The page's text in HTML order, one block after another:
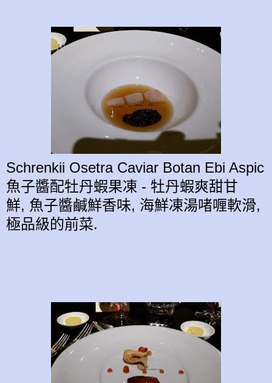
Schrenkii Osetra Caviar Botan Ebi Aspic
魚子醬配牡丹蝦果凍 - 牡丹蝦爽甜甘
鮮, 魚子醬鹹鮮香味, 海鮮凍湯啫喱軟滑,
極品級的前菜.